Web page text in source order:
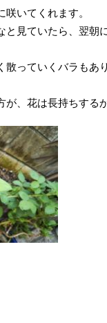
いてくれます。
と見ていたら、翌朝
散っていくバラもあ
、花は長持ちするか